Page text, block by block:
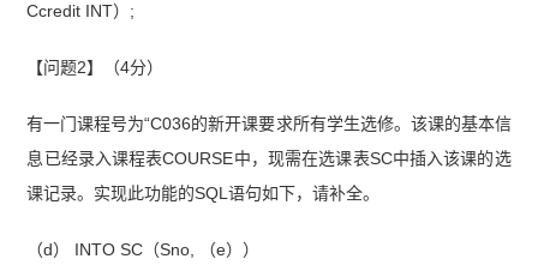
Ccredit INT）;
【问题2】（4分）
有一门课程号为“C036的新开课要求所有学生选修。该课的基本信
息已经录入课程表COURSE中，现需在选课表SC中插入该课的选
课记录。实现此功能的SQL语句如下，请补全。
（d） INTO SC（Sno, （e））